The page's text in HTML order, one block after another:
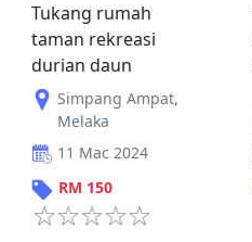
Tukang rumah
taman rekreasi
durian daun
Simpang Ampat,
Melaka
11 Mac 2024
RM 150